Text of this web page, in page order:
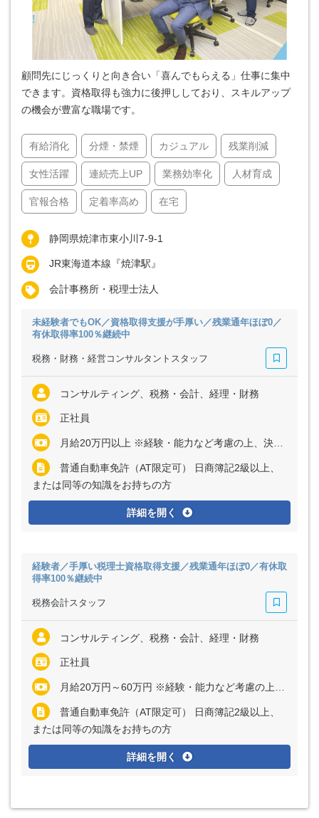
顧問先にじっくりと向き合い「喜んでもらえる」仕事に集中
できます。資格取得も強力に後押ししており、スキルアップ
の機会が豊富な職場です。
有給消化 分煙・禁煙 カジュアル 残業削減
女性活躍 連続売上UP 業務効率化 人材育成
官報合格 定着率高め 在宅
静岡県焼津市東小川7-9-1
JR東海道本線『焼津駅』
会計事務所・税理士法人
未経験者でもOK／資格取得支援が手厚い／残業通年ほぼ0／
有休取得率100％継続中
税務・財務・経営コンサルタントスタッフ
コンサルティング、税務・会計、経理・財務
正社員
月給20万円以上 ※経験・能力など考慮の上、決定いたします ※上記に固定残業代（月10時間分＝1万9000円以上）を含む ※超過分は別途全額支給
普通自動車免許（AT限定可） 日商簿記2級以上、
または同等の知識をお持ちの方
詳細を開く
経験者／手厚い税理士資格取得支援／残業通年ほぼ0／有休取
得率100％継続中
税務会計スタッフ
コンサルティング、税務・会計、経理・財務
正社員
月給20万円～60万円 ※経験・能力など考慮の上、決定いたします ※上記に固定残業代（月10時間分＝1万9000円～6万円）を含む ※超過分は別途全額支給
普通自動車免許（AT限定可） 日商簿記2級以上、
または同等の知識をお持ちの方
詳細を開く